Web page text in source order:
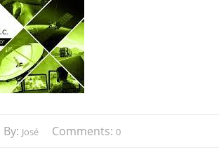
José Comments: 0